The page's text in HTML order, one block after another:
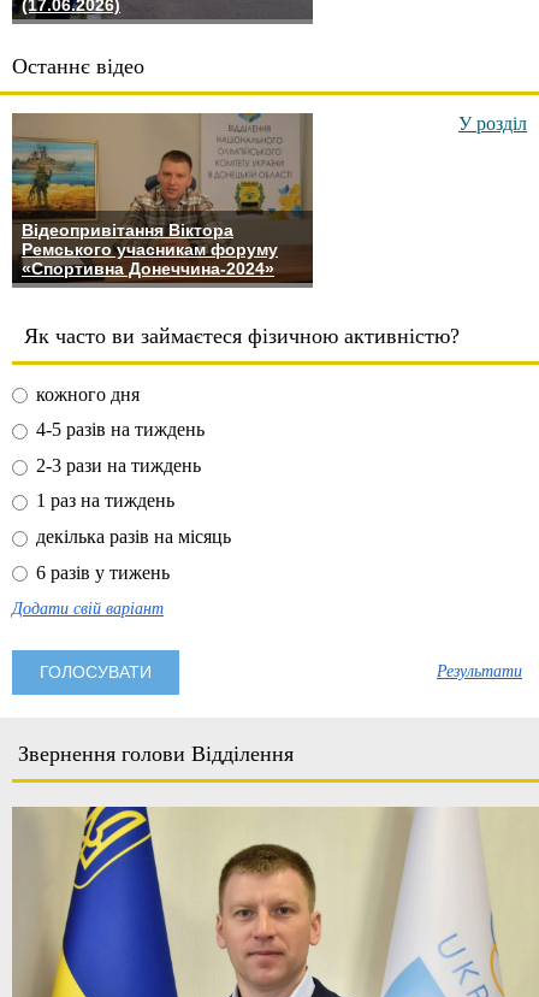
(17.06.2026)
Останнє відео
Відеопривітання Віктора
Ремського учасникам форуму
«Спортивна Донеччина-2024»
У розділ
Як часто ви займаєтеся фізичною активністю?
кожного дня
4-5 разів на тиждень
2-3 рази на тиждень
1 раз на тиждень
декілька разів на місяць
6 разів у тижень
Додати свій варіант
Результати
Звернення голови Відділення